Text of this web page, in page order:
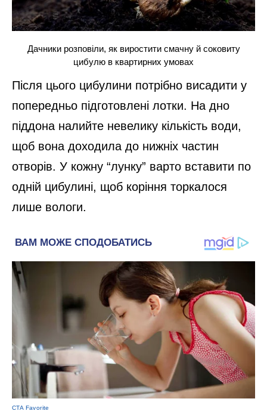
Дачники розповіли, як виростити смачну й соковиту
цибулю в квартирних умовах
Після цього цибулини потрібно висадити у
попередньо підготовлені лотки. На дно
піддона налийте невелику кількість води,
щоб вона доходила до нижніх частин
отворів. У кожну “лунку” варто вставити по
одній цибулині, щоб коріння торкалося
лише вологи.